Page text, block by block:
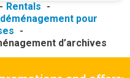
Rentals
pour
d’archives